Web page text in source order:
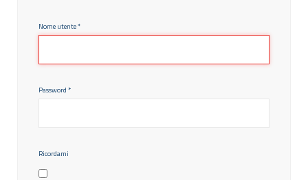
Nome utente*
Password*
Ricordami